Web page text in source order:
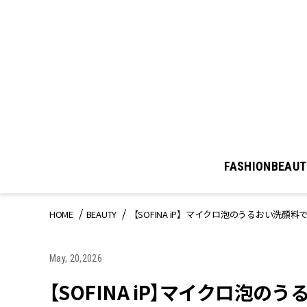
FASHION
HOME BEAUTY 【SOFINA iP】マイクロ泡のうるおい洗顔
May, 20,2026
【SOFINA iP】マイクロ泡の